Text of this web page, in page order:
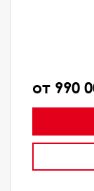
от 990